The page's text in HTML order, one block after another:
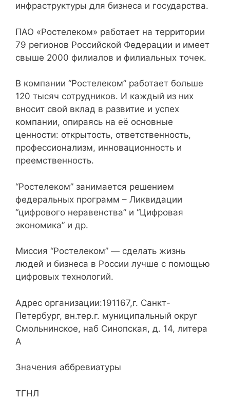
инфраструктуры для бизнеса и государства.
ПАО «Ростелеком» работает на территории
79 регионов Российской Федерации и имеет
свыше 2000 филиалов и филиальных точек.
В компании “Ростелеком” работает больше
120 тысяч сотрудников. И каждый из них
вносит свой вклад в развитие и успех
компании, опираясь на её основные
ценности: открытость, ответственность,
профессионализм, инновационность и
преемственность.
“Ростелеком” занимается решением
федеральных программ – Ликвидации
“цифрового неравенства” и “Цифровая
экономика” и др.
Миссия “Ростелеком” — сделать жизнь
людей и бизнеса в России лучше с помощью
цифровых технологий.
Адрес организации:191167,г. Санкт-
Петербург, вн.тер.г. муниципальный округ
Смольнинское, наб Синопская, д. 14, литера
А
Значения аббревиатуры
ТГНЛ